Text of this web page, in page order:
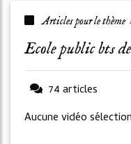
Articles pour le thème
ecole public bts
74 articles
Aucune vidéo